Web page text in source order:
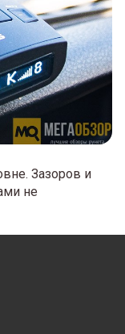
Зазоров и
не